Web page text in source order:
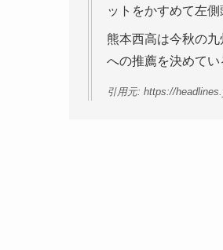
ットをかすめて左側
熊本西高は今秋の
への推薦を決めてい
引用元: https://